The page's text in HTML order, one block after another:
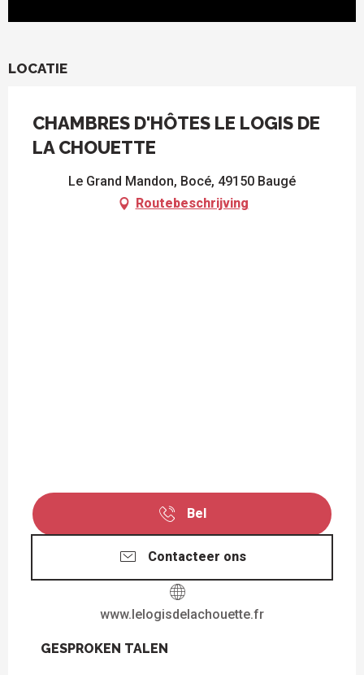
LOCATIE
CHAMBRES D'HÔTES LE LOGIS DE
LA CHOUETTE
Le Grand Mandon, Bocé, 49150 Baugé
Routebeschrijving
Bel
Contacteer ons
www.lelogisdelachouette.fr
GESPROKEN TALEN
GESPROKEN TALEN